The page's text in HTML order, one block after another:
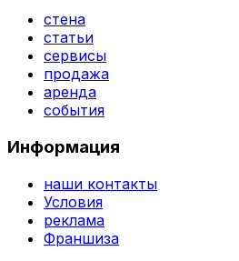
стена
статьи
сервисы
продажа
аренда
события
Информация
наши контакты
Условия
реклама
Франшиза